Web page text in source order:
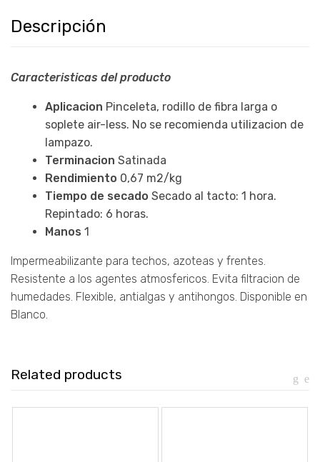
Descripción
Caracteristicas del producto
Aplicacion Pinceleta, rodillo de fibra larga o
soplete air-less. No se recomienda utilizacion de
lampazo.
Terminacion Satinada
Rendimiento 0,67 m2/kg
Tiempo de secado Secado al tacto: 1 hora.
Repintado: 6 horas.
Manos 1
Impermeabilizante para techos, azoteas y frentes.
Resistente a los agentes atmosfericos. Evita filtracion de
humedades. Flexible, antialgas y antihongos. Disponible en
Blanco.
Related products